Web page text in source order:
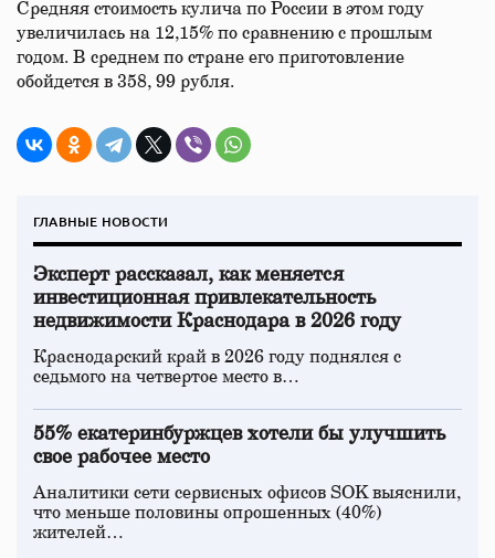
Средняя стоимость кулича по России в этом году
увеличилась на 12,15% по сравнению с прошлым
годом. В среднем по стране его приготовление
обойдется в 358, 99 рубля.
ГЛАВНЫЕ НОВОСТИ
Эксперт рассказал, как меняется
инвестиционная привлекательность
недвижимости Краснодара в 2026 году
Краснодарский край в 2026 году поднялся с
седьмого на четвертое место в…
55% екатеринбуржцев хотели бы улучшить
свое рабочее место
Аналитики сети сервисных офисов SOK выяснили,
что меньше половины опрошенных (40%)
жителей…